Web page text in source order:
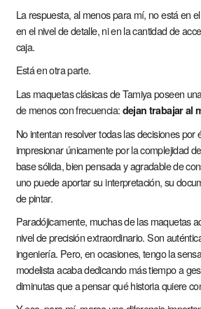
La respuesta, al menos para mí, no está en
en el nivel de detalle, ni en la cantidad de
caja.
Está en otra parte.
Las maquetas clásicas de Tamiya poseen
de menos con frecuencia: dejan trabajar al
No intentan resolver todas las decisiones por
impresionar únicamente por la complejidad
base sólida, bien pensada y agradable de
uno puede aportar su interpretación, su
de pintar.
Paradójicamente, muchas de las maquetas
nivel de precisión extraordinario. Son
ingeniería. Pero, en ocasiones, tengo la
modelista acaba dedicando más tiempo a
diminutas que a pensar qué historia quiere